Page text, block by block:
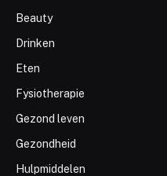
Beauty
Drinken
Eten
Fysiotherapie
Gezond leven
Gezondheid
Hulpmiddelen